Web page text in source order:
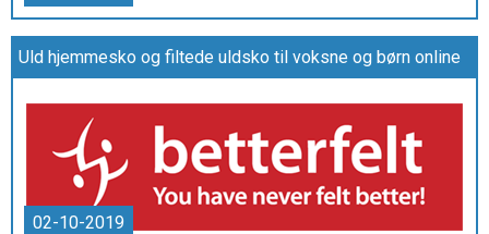
Uld hjemmesko og filtede uldsko til voksne og børn online
02-10-2019